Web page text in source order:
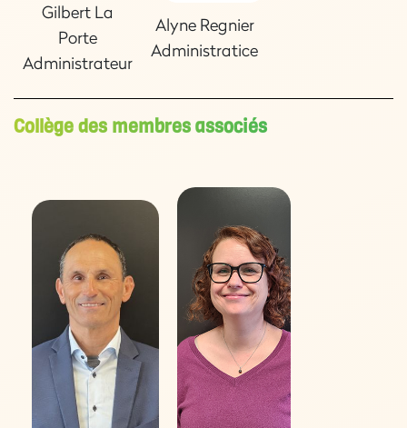
Gilbert La
Porte
Administrateur
Alyne Regnier
Administratice
Collège des membres associés